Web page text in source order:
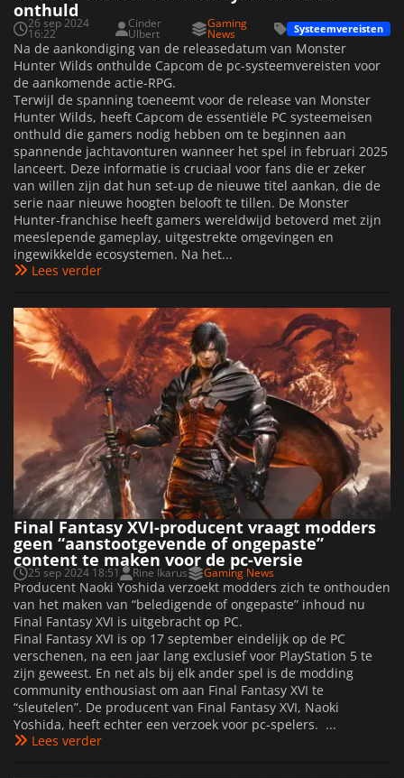
onthuld
26 sep 2024
16:22
Cinder
Ulbert
Gaming
News Systeemvereisten
Na de aankondiging van de releasedatum van Monster
Hunter Wilds onthulde Capcom de pc-systeemvereisten voor
de aankomende actie-RPG.
Terwijl de spanning toeneemt voor de release van Monster
Hunter Wilds, heeft Capcom de essentiële PC systeemeisen
onthuld die gamers nodig hebben om te beginnen aan
spannende jachtavonturen wanneer het spel in februari 2025
lanceert. Deze informatie is cruciaal voor fans die er zeker
van willen zijn dat hun set-up de nieuwe titel aankan, die de
serie naar nieuwe hoogten belooft te tillen. De Monster
Hunter-franchise heeft gamers wereldwijd betoverd met zijn
meeslepende gameplay, uitgestrekte omgevingen en
ingewikkelde ecosystemen. Na het...
Lees verder
Final Fantasy XVI-producent vraagt modders
geen “aanstootgevende of ongepaste”
content te maken voor de pc-versie
25 sep 2024 18:51 Rine Ikarus Gaming News
Producent Naoki Yoshida verzoekt modders zich te onthouden
van het maken van “beledigende of ongepaste” inhoud nu
Final Fantasy XVI is uitgebracht op PC.
Final Fantasy XVI is op 17 september eindelijk op de PC
verschenen, na een jaar lang exclusief voor PlayStation 5 te
zijn geweest. En net als bij elk ander spel is de modding
community enthousiast om aan Final Fantasy XVI te
“sleutelen”. De producent van Final Fantasy XVI, Naoki
Yoshida, heeft echter een verzoek voor pc-spelers. ...
Lees verder